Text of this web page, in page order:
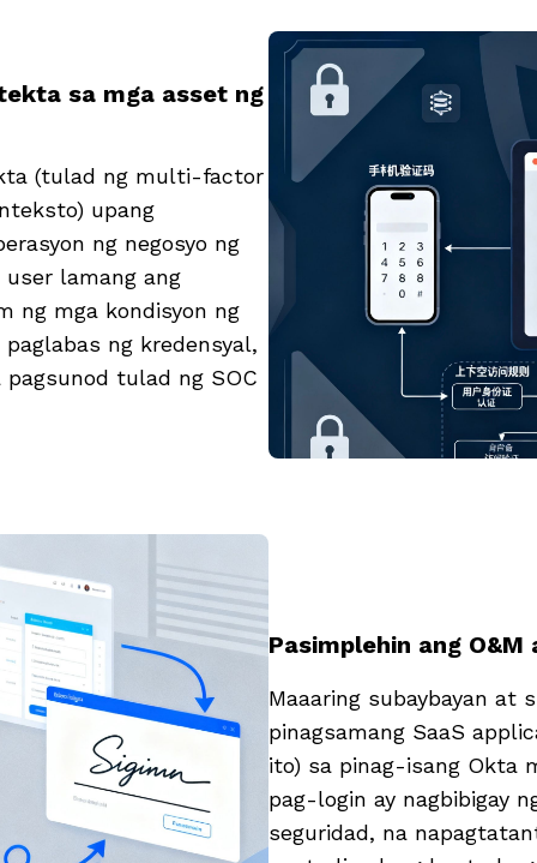
sa mga asset ng
(tulad ng multi-factor
upang
ng negosyo ng
lamang ang
ng mga kondisyon ng
ng kredensyal,
tulad ng SOC
Pasimplehin ang
Maaaring subaybayan at
pinagsamang SaaS
ito) sa pinag-isang Okta
pag-login ay nagbibigay
seguridad, na